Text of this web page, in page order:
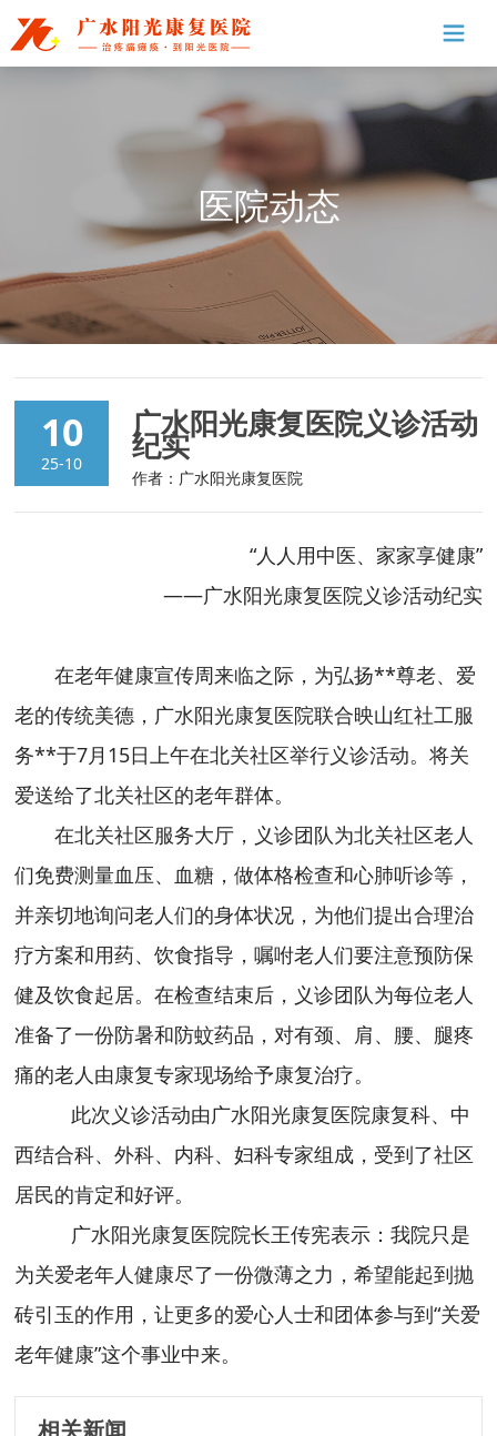
医院动态
10
25-10
广水阳光康复医院义诊活动
纪实
作者：广水阳光康复医院
“人人用中医、家家享健康”
——广水阳光康复医院义诊活动纪实
在老年健康宣传周来临之际，为弘扬**尊老、爱
老的传统美德，广水阳光康复医院联合映山红社工服
务**于7月15日上午在北关社区举行义诊活动。将关
爱送给了北关社区的老年群体。
在北关社区服务大厅，义诊团队为北关社区老人
们免费测量血压、血糖，做体格检查和心肺听诊等，
并亲切地询问老人们的身体状况，为他们提出合理治
疗方案和用药、饮食指导，嘱咐老人们要注意预防保
健及饮食起居。在检查结束后，义诊团队为每位老人
准备了一份防暑和防蚊药品，对有颈、肩、腰、腿疼
痛的老人由康复专家现场给予康复治疗。
此次义诊活动由广水阳光康复医院康复科、中
西结合科、外科、内科、妇科专家组成，受到了社区
居民的肯定和好评。
广水阳光康复医院院长王传宪表示：我院只是
为关爱老年人健康尽了一份微薄之力，希望能起到抛
砖引玉的作用，让更多的爱心人士和团体参与到“关爱
老年健康”这个事业中来。
相关新闻